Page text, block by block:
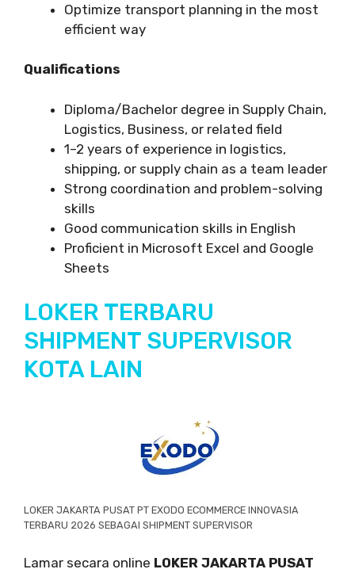
Optimize transport planning in the most
efficient way
Qualifications
Diploma/Bachelor degree in Supply Chain,
Logistics, Business, or related field
1–2 years of experience in logistics,
shipping, or supply chain as a team leader
Strong coordination and problem-solving
skills
Good communication skills in English
Proficient in Microsoft Excel and Google
Sheets
LOKER TERBARU
SHIPMENT SUPERVISOR
KOTA LAIN
LOKER JAKARTA PUSAT PT EXODO ECOMMERCE INNOVASIA
TERBARU 2026 SEBAGAI SHIPMENT SUPERVISOR
Lamar secara online LOKER JAKARTA PUSAT